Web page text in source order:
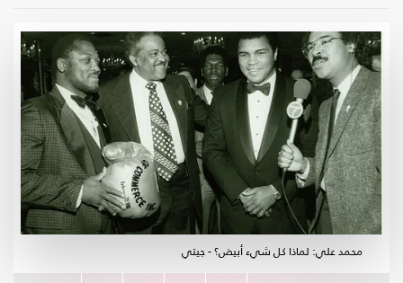
محمد علي: لماذا كل شيء أبيض؟ - جيتي